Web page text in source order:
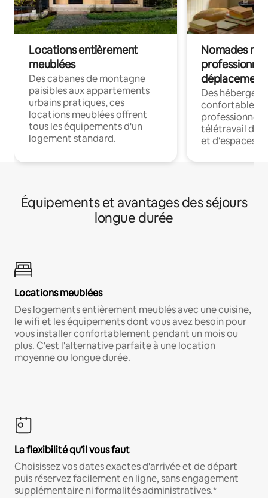
Locations entièrement
meublées
Des cabanes de montagne
paisibles aux appartements
urbains pratiques, ces
locations meublées offrent
tous les équipements d'un
logement standard.
Nomades
déplacement
Des
confortables
professionnels
télétravail
et d'espaces
Équipements et avantages des séjours
longue durée
Locations meublées
Des logements entièrement meublés avec une cuisine,
le wifi et les équipements dont vous avez besoin pour
vous installer confortablement pendant un mois ou
plus. C'est l'alternative parfaite à une location
moyenne ou longue durée.
La flexibilité qu'il vous faut
Choisissez vos dates exactes d'arrivée et de départ
puis réservez facilement en ligne, sans engagement
supplémentaire ni formalités administratives.*